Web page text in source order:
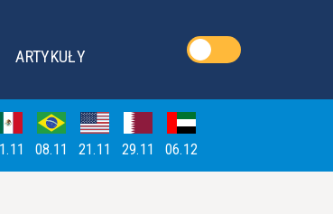
ARTYKUŁY
08.11 21.11 29.11 06.12